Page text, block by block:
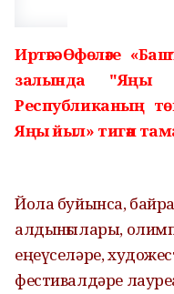
Иртәгә Өфөләге
залында "Яңы
Республиканың
Яңы йыл» тигән
Йола буйынса,
алдынғылары,
еңеүселәре,
фестивалдәре